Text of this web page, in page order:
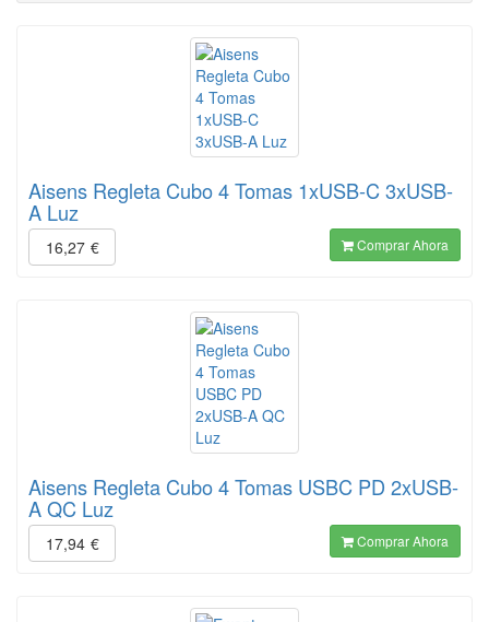
Aisens Regleta Cubo 4 Tomas 1xUSB-C 3xUSB-
A Luz
16,27 € Comprar Ahora
Aisens Regleta Cubo 4 Tomas USBC PD 2xUSB-
A QC Luz
17,94 € Comprar Ahora